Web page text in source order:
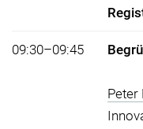
09:30–09:45
Peter